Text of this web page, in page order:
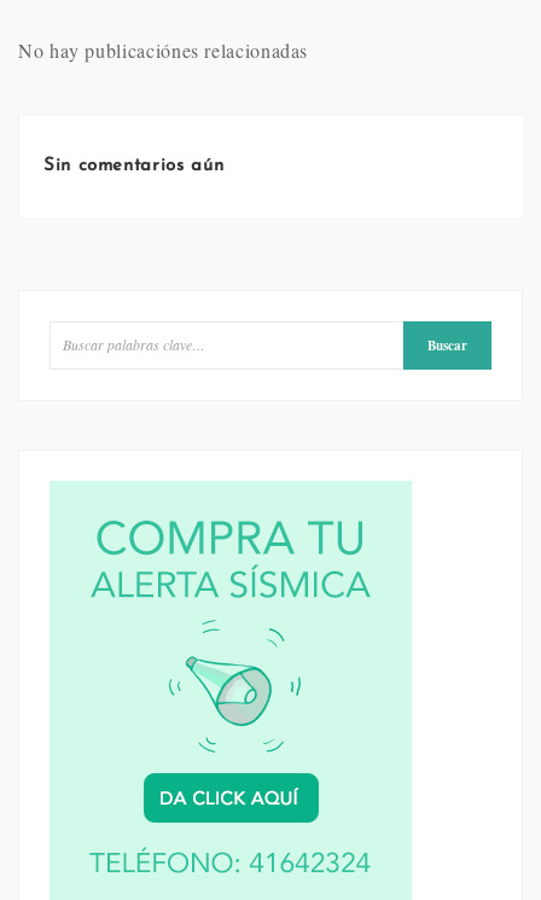
No hay publicaciónes relacionadas
Sin comentarios aún